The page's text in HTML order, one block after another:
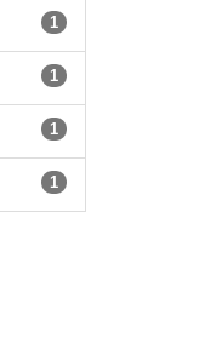
1
1
1
1